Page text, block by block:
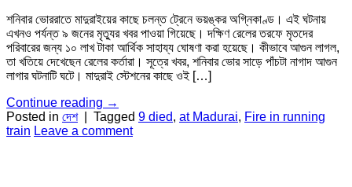
শনিবার ভোররাতে মাদুরাইয়ের কাছে চলন্ত ট্রেনে ভয়ঙ্কর অগ্নিকাণ্ড। এই ঘটনায়
এখনও পর্যন্ত ৯ জনের মৃত্যুর খবর পাওয়া গিয়েছে। দক্ষিণ রেলের তরফে মৃতদের
পরিবারের জন্য ১০ লাখ টাকা আর্থিক সাহায্য ঘোষণা করা হয়েছে। কীভাবে আগুন লাগল,
তা খতিয়ে দেখেছেন রেলের কর্তারা। সূত্রে খবর, শনিবার ভোর সাড়ে পাঁচটা নাগাদ আগুন
লাগার ঘটনাটি ঘটে। মাদুরাই স্টেশনের কাছে ওই […]
Continue reading →
Posted in দেশ Tagged 9 died, at Madurai, Fire in running
train Leave a comment